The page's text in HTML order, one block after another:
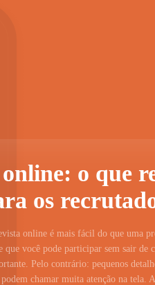
o que
os
online é mais fácil do que uma
que você pode participar sem sair de
Pelo contrário: pequenos
chamar muita atenção na tela.